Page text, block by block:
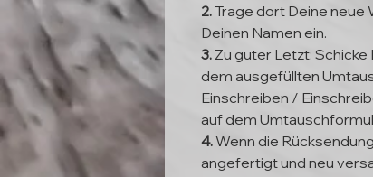
2. Trage dort Deine
Deinen Namen ein.
3. Zu guter Letzt:
dem ausgefüllten
Einschreiben /
auf dem
4.Wenn die
angefertigt und neu